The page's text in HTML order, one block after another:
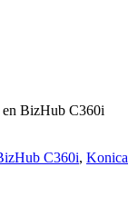
BizHub C360i
C360i, Konica